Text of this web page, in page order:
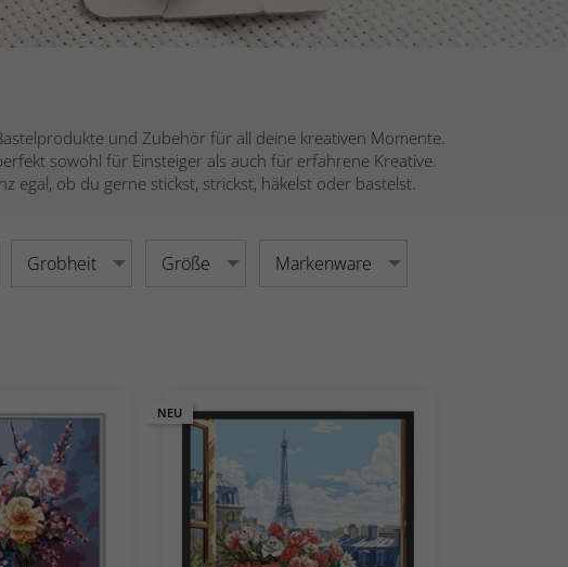
und Zubehör für all deine kreativen Momente.
sowohl für Einsteiger als auch für erfahrene Kreative.
ob du gerne stickst, strickst, häkelst oder bastelst.
Grobheit Größe Markenware
NEU